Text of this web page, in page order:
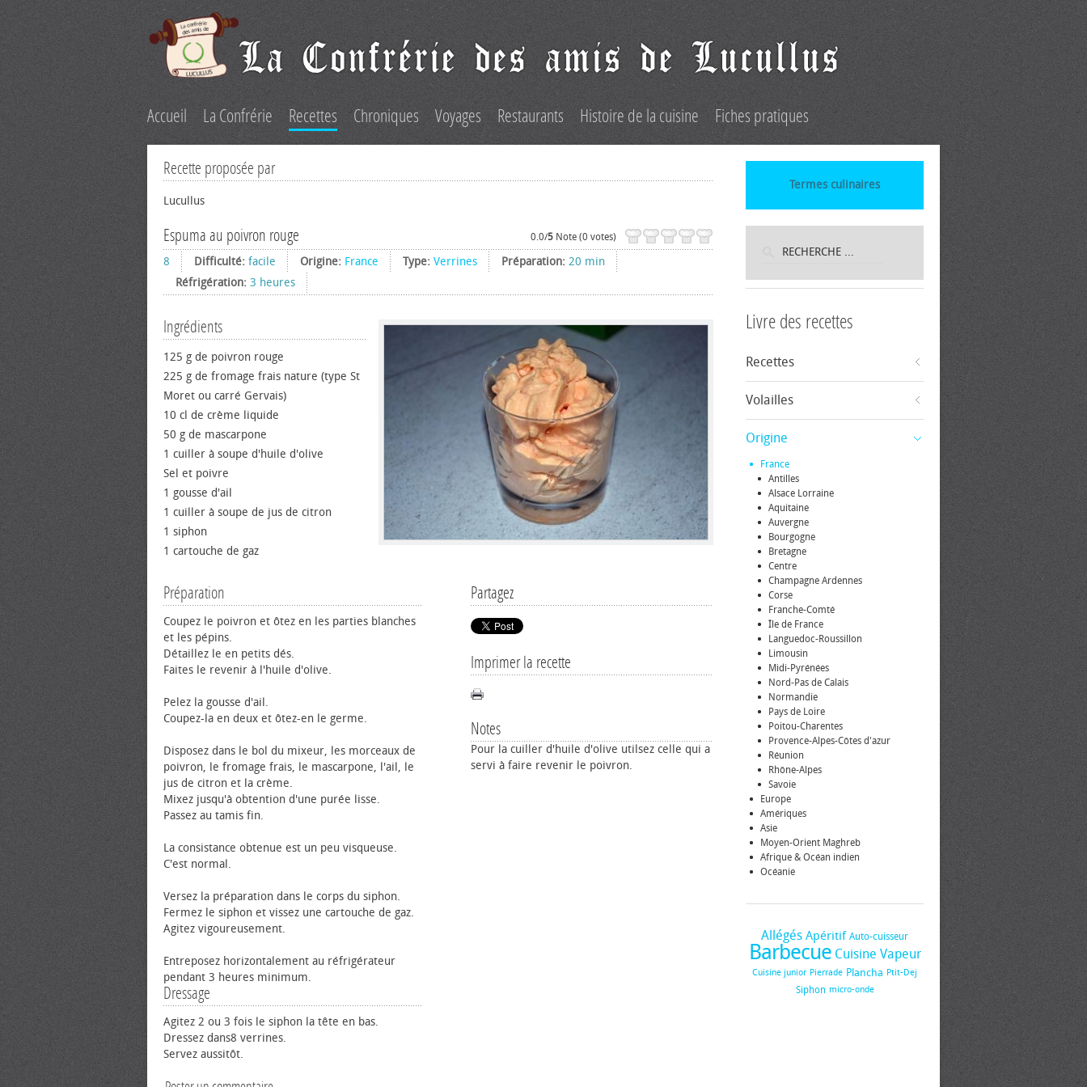
Accueil La Confrérie Recettes Chroniques Voyages Restaurants Histoire de la cuisine Fiches pratiques
Recette proposée par
Lucullus
Espuma au poivron rouge 0.0/5 Note (0 votes)
8 Difficulté: facile Origine: France Type: Verrines Préparation: 20 min
Réfrigération: 3 heures
Ingrédients
125 g de poivron rouge
225 g de fromage frais nature (type St
Moret ou carré Gervais)
10 cl de crème liquide
50 g de mascarpone
1 cuiller à soupe d'huile d'olive
Sel et poivre
1 gousse d'ail
1 cuiller à soupe de jus de citron
1 siphon
1 cartouche de gaz
Partagez
Imprimer la recette
Notes
Pour la cuiller d'huile d'olive utilsez celle qui a
servi à faire revenir le poivron.
Préparation
Coupez le poivron et ôtez en les parties blanches
et les pépins.
Détaillez le en petits dés.
Faites le revenir à l'huile d'olive.
Pelez la gousse d'ail.
Coupez-la en deux et ôtez-en le germe.
Disposez dans le bol du mixeur, les morceaux de
poivron, le fromage frais, le mascarpone, l'ail, le
jus de citron et la crème.
Mixez jusqu'à obtention d'une purée lisse.
Passez au tamis fin.
La consistance obtenue est un peu visqueuse.
C'est normal.
Versez la préparation dans le corps du siphon.
Fermez le siphon et vissez une cartouche de gaz.
Agitez vigoureusement.
Entreposez horizontalement au réfrigérateur
pendant 3 heures minimum.
Dressage
Agitez 2 ou 3 fois le siphon la tête en bas.
Dressez dans8 verrines.
Servez aussitôt.
Termes culinaires
Livre des recettes
Recettes
Volailles
Origine
France
Antilles
Alsace Lorraine
Aquitaine
Auvergne
Bourgogne
Bretagne
Centre
Champagne Ardennes
Corse
Franche-Comté
Île de France
Languedoc-Roussillon
Limousin
Midi-Pyrénées
Nord-Pas de Calais
Normandie
Pays de Loire
Poitou-Charentes
Provence-Alpes-Côtes d'azur
Réunion
Rhône-Alpes
Savoie
Europe
Amériques
Asie
Moyen-Orient Maghreb
Afrique & Océan indien
Océanie
Allégés Apéritif Auto-cuisseur
Barbecue Cuisine Vapeur
Cuisine junior Pierrade Plancha Ptit-Dej
Siphon micro-onde